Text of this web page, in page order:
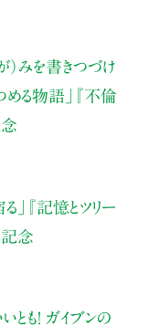
）みを書きつづけ
る物語」
『不倫
念
」
『記憶とツリー
記念
とも！ ガイブンの